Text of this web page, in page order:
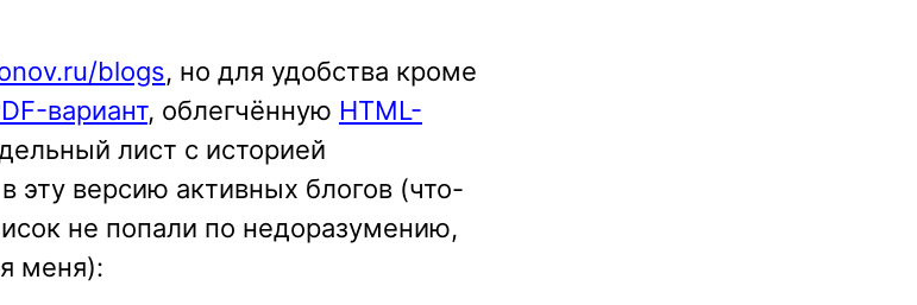
blogs, но для удобства кроме
вариант, облегчённую HTML-
лист с историей
версию активных блогов (что-
не попали по недоразумению,
меня):